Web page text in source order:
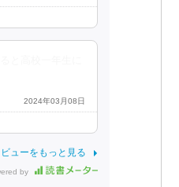
2024年03月08日
ューをもっと見る
by